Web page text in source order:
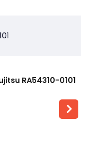
RA54310-0101